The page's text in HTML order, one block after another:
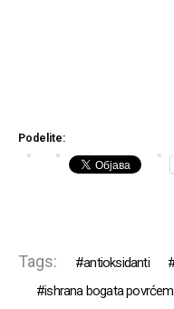
Podelite:
Tags: antioksidanti
ishrana bogata povrćem